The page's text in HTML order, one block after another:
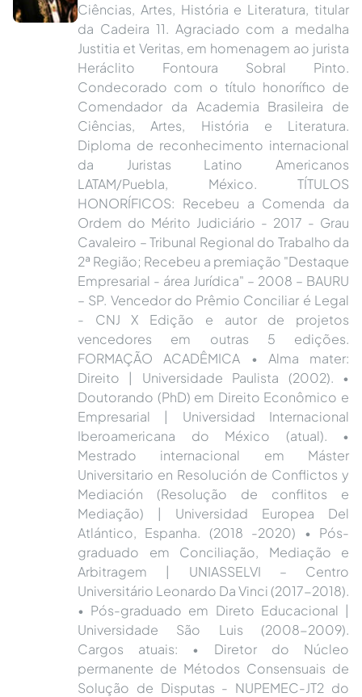
Ciências, Artes, História e Literatura, titular
da Cadeira 11. Agraciado com a medalha
Justitia et Veritas, em homenagem ao jurista
Heráclito Fontoura Sobral Pinto.
Condecorado com o título honorífico de
Comendador da Academia Brasileira de
Ciências, Artes, História e Literatura.
Diploma de reconhecimento internacional
da Juristas Latino Americanos
LATAM/Puebla, México. TÍTULOS
HONORÍFICOS: Recebeu a Comenda da
Ordem do Mérito Judiciário - 2017 - Grau
Cavaleiro – Tribunal Regional do Trabalho da
2ª Região; Recebeu a premiação "Destaque
Empresarial - área Jurídica" – 2008 – BAURU
– SP. Vencedor do Prêmio Conciliar é Legal
- CNJ X Edição e autor de projetos
vencedores em outras 5 edições.
FORMAÇÃO ACADÊMICA • Alma mater:
Direito | Universidade Paulista (2002). •
Doutorando (PhD) em Direito Econômico e
Empresarial | Universidad Internacional
Iberoamericana do México (atual). •
Mestrado internacional em Máster
Universitario en Resolución de Conflictos y
Mediación (Resolução de conflitos e
Mediação) | Universidad Europea Del
Atlántico, Espanha. (2018 -2020) • Pós-
graduado em Conciliação, Mediação e
Arbitragem | UNIASSELVI – Centro
Universitário Leonardo Da Vinci (2017-2018).
• Pós-graduado em Direto Educacional |
Universidade São Luis (2008-2009).
Cargos atuais: • Diretor do Núcleo
permanente de Métodos Consensuais de
Solução de Disputas - NUPEMEC-JT2 do